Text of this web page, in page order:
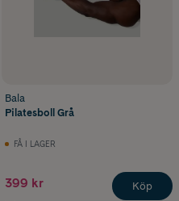
Bala
Pilatesboll Grå
FÅ I LAGER
399 kr Köp